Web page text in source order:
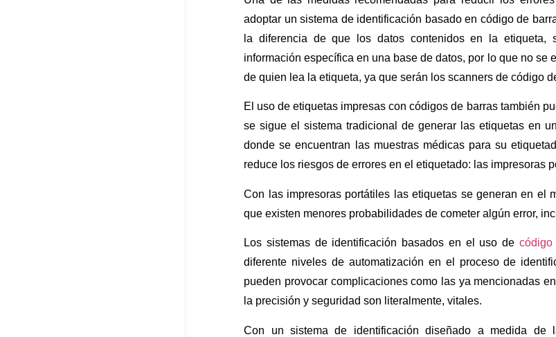
adoptar un sistema de identificación basado en código de
la diferencia de que los datos contenidos en la etiqueta,
información específica en una base de datos, por lo que no se
de quien lea la etiqueta, ya que serán los scanners de código
El uso de etiquetas impresas con códigos de barras también
se sigue el sistema tradicional de generar las etiquetas en
donde se encuentran las muestras médicas para su
reduce los riesgos de errores en el etiquetado: las impresoras
Con las impresoras portátiles las etiquetas se generan en el
que existen menores probabilidades de cometer algún error,
Los sistemas de identificación basados en el uso de
diferente niveles de automatización en el proceso de
pueden provocar complicaciones como las ya mencionadas
la precisión y seguridad son literalmente, vitales.
Con un sistema de identificación diseñado a medida de